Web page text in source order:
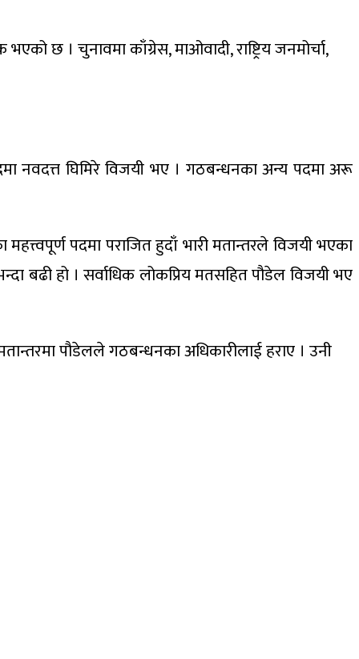
छ । चुनावमा काँग्रेस, माओवादी, राष्ट्रिय जनमोर्चा,
नवदत्त घिमिरे विजयी भए । गठबन्धनका अन्य पदमा अरू
पदमा पराजित हुदाँ भारी मतान्तरले विजयी भएका
हो । सर्वाधिक लोकप्रिय मतसहित पौडेल विजयी भए
पौडेलले गठबन्धनका अधिकारीलाई हराए । उनी